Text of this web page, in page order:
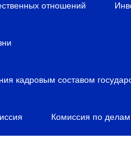
отношений
кадровым составом
Комиссия по